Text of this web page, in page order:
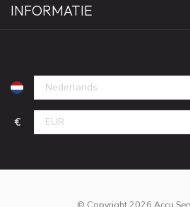
INFORMATIE
€
© Copyright 2026 Accu